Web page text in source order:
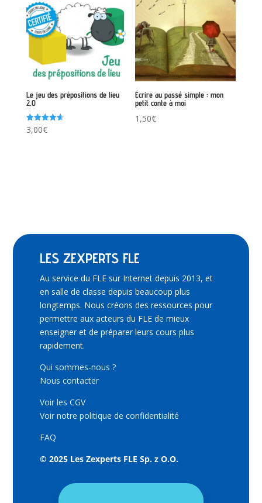
Le jeu des prépositions de lieu
2.0
Note
4.67
3,00€
Écrire au passé simple : mon
petit conte à moi
1,50€
LES ZEXPERTS FLE
Au service du FLE sur Internet depuis 2013, et
en salle de classe depuis beaucoup plus
longtemps. Nous créons des ressources pour
permettre aux acteurs du FLE de mieux
enseigner et de préparer leurs cours plus
rapidement.
Qui sommes-nous ?
Nous contacter
Voir les CGV
Voir notre politique de confidentialité
FAQ
© 2025 Les Zexperts FLE Sp. z O.O.